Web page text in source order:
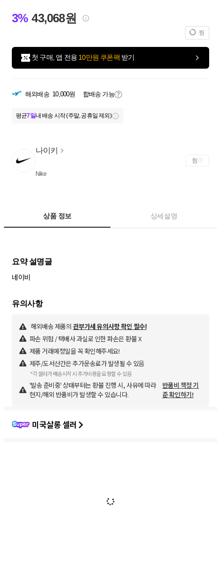
3% 43,068원
찜
첫 구매, 앱 전용 10만원 쿠폰팩 받기
해외배송 10,000원 합배송 가능
평균7일내 배송 시작 (주말, 공휴일 제외)
나이키
Nike
찜
상품 정보 상세설명
요약 설명글
네이비
유의사항
해외배송 제품의 관부가세 유의사항 확인 필수!
파손 위험 / 택배사 과실로 인한 파손은 환불 X
제품 거래예정일을 꼭 확인해주세요!
제주/도서산간은 추가운송료가 발생될 수 있음
*각 셀러가 배송시작 시 추가비용을 요청할 수 있음
'발송 준비중' 상태부터는 환불 진행 시, 사유에 따라
현지/해외 반품비가 발생할 수 있습니다.
반품비 책정 기
준 확인하기!
미국살롱 셀러